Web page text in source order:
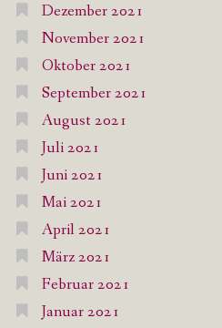
Dezember 2021
November 2021
Oktober 2021
September 2021
August 2021
Juli 2021
Juni 2021
Mai 2021
April 2021
März 2021
Februar 2021
Januar 2021